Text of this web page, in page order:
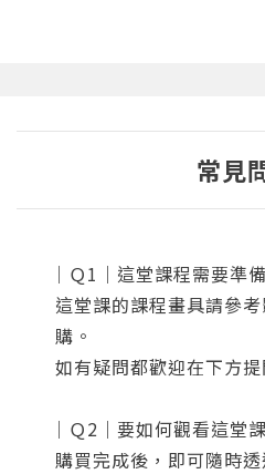
常見
｜Ｑ1｜這堂課程需要準
這堂課的課程畫具請參
購。
如有疑問都歡迎在下方提
｜Ｑ2｜要如何觀看這堂
購買完成後，即可隨時